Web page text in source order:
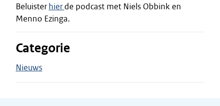
Beluister hierde podcast met Niels Obbink en
Menno Ezinga.
Categorie
Nieuws